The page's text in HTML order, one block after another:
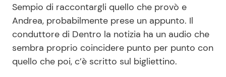
Sempio di raccontargli quello che provò e
Andrea, probabilmente prese un appunto. Il
conduttore di Dentro la notizia ha un audio che
sembra proprio coincidere punto per punto con
quello che poi, c’è scritto sul bigliettino.